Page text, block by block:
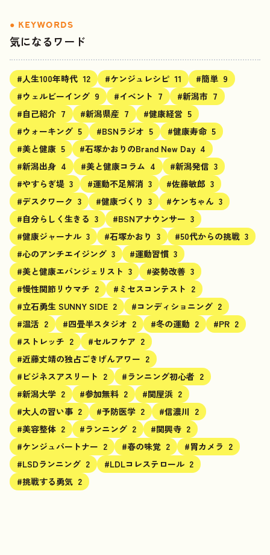
気になるワード
#人生100年時代 12 #ケンジュレシピ 11 #簡単 9
#ウェルビーイング 9 #イベント 7 #新潟市 7
#自己紹介 7 #新潟県産 7 #健康経営 5
#ウォーキング 5 #BSNラジオ 5 #健康寿命 5
#美と健康 5 #石塚かおりのBrand New Day 4
#新潟出身 4 #美と健康コラム 4 #新潟発信 3
#やすらぎ堤 3 #運動不足解消 3 #佐藤敏郎 3
#デスクワーク 3 #健康づくり 3 #ケンちゃん 3
#自分らしく生きる 3 #BSNアナウンサー 3
#健康ジャーナル 3 #石塚かおり 3 #50代からの挑戦 3
#心のアンチエイジング 3 #運動習慣 3
#美と健康エバンジェリスト 3 #姿勢改善 3
#慢性関節リウマチ 2 #ミセスコンテスト 2
#立石勇生 SUNNY SIDE 2 #コンディショニング 2
#温活 2 #四畳半スタジオ 2 #冬の運動 2 #PR 2
#ストレッチ 2 #セルフケア 2
#近藤丈靖の独占ごきげんアワー 2
#ビジネスアスリート 2 #ランニング初心者 2
#新潟大学 2 #参加無料 2 #関屋浜 2
#大人の習い事 2 #予防医学 2 #信濃川 2
#美容整体 2 #ランニング 2 #関興寺 2
#ケンジュパートナー 2 #春の味覚 2 #胃カメラ 2
#LSDランニング 2 #LDLコレステロール 2
#挑戦する勇気 2